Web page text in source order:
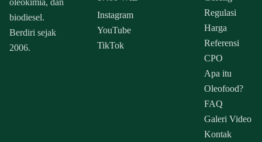
biodiesel.
Berdiri sejak
2006.
Instagram
YouTube
TikTok
Regulasi
Harga
Referensi
CPO
Apa itu
Oleofood?
FAQ
Galeri Video
Kontak